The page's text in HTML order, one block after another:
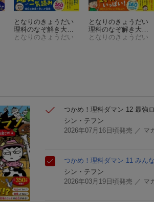
となりのきょうだい
理科のなぞ解き大作
戦 世界の生き物編
となりのきょうだい
となりのきょうだい
理科のなぞ解き大作
戦 身近な生き物編
となりのきょうだい
つかめ！理科ダマン 12 最強
シン・テフン
2026年07月16日頃発売 ／ マ
つかめ！理科ダマン 11 みん
シン・テフン
2026年03月19日頃発売 ／ マ